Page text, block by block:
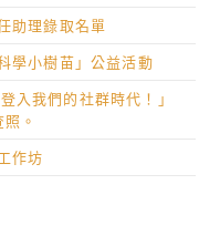
助理錄取名單
學小樹苗」公益活動
入我們的社群時代！」
。
作坊